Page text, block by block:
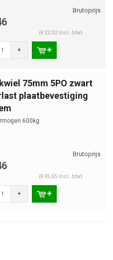
(€32,02 Incl. btw)
+
75mm 5PO zwart
plaatbevestiging
600kg.
(€35,65 Incl. btw)
+